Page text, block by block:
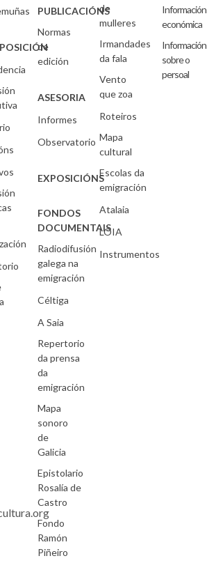
PUBLICACIÓNS
Normas
de
edición
ASESORIA
Informes
Observatorio
EXPOSICIÓNS
FONDOS
DOCUMENTAIS
Radiodifusión
galega na
emigración
Céltiga
A Saia
Repertorio
da prensa
da
emigración
Mapa
sonoro
de
Galicia
Epistolario
Rosalía de
Castro
Fondo
Ramón
Piñeiro
de
mulleres
Irmandades
da fala
Vento
que zoa
Roteiros
Mapa
cultural
Escolas da
emigración
Atalaia
LOIA
Instrumentos
Información
económica
Información
sobre o
persoal